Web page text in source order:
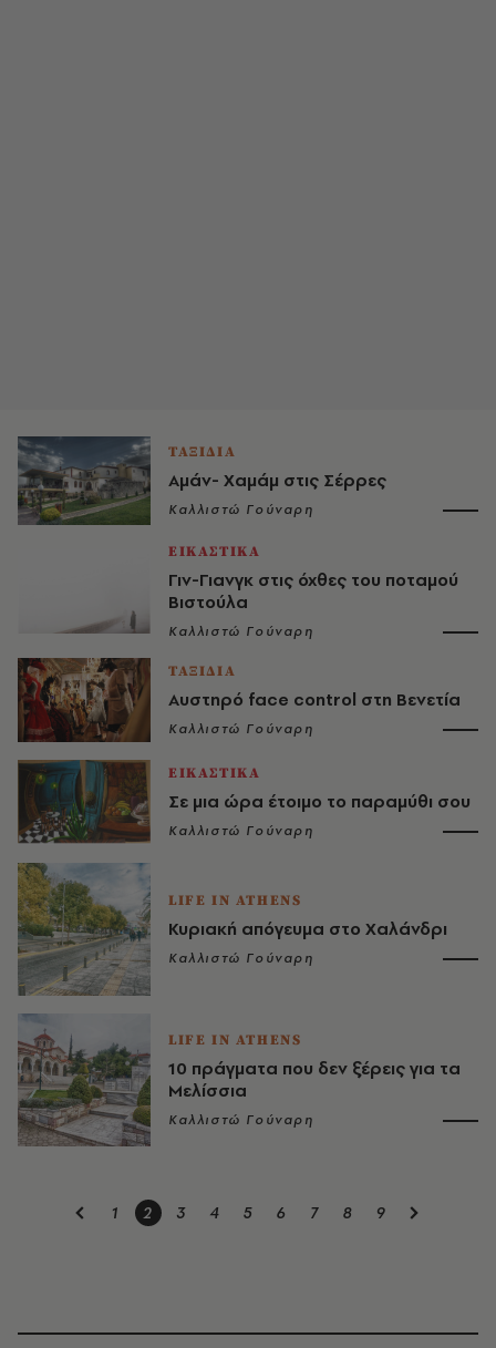
ΤΑΞΙΔΙΑ
Αμάν- Χαμάμ στις Σέρρες
Καλλιστώ Γούναρη
ΕΙΚΑΣΤΙΚΑ
Γιν-Γιανγκ στις όχθες του ποταμού
Βιστούλα
Καλλιστώ Γούναρη
ΤΑΞΙΔΙΑ
Αυστηρό face control στη Βενετία
Καλλιστώ Γούναρη
ΕΙΚΑΣΤΙΚΑ
Σε μια ώρα έτοιμο το παραμύθι σου
Καλλιστώ Γούναρη
LIFE IN ATHENS
Κυριακή απόγευμα στο Χαλάνδρι
Καλλιστώ Γούναρη
LIFE IN ATHENS
10 πράγματα που δεν ξέρεις για τα
Μελίσσια
Καλλιστώ Γούναρη
1 2 3 4 5 6 7 8 9